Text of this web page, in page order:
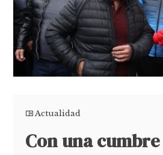
Actualidad
Con una